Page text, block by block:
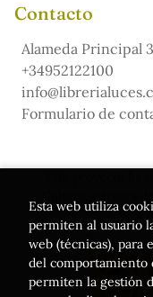
Contacto
Alameda Principal
+34952122100
Formulario de
Esta web utiliza
permiten al usuario
web (técnicas), para
del comportamiento
permiten la gestión